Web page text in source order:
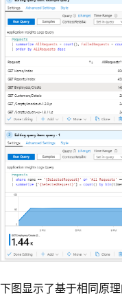
下图显示了基于相同原